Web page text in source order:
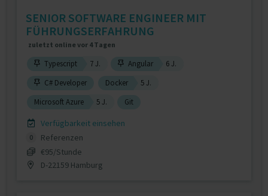
SENIOR SOFTWARE ENGINEER MIT
FÜHRUNGSERFAHRUNG
zuletzt online vor 4 Tagen
Typescript 7 J. Angular
6 J.
C# Developer
Docker
5 J.
Microsoft Azure
5 J. Git
Verfügbarkeit einsehen
0
Referenzen
€95/Stunde
D-22159 Hamburg